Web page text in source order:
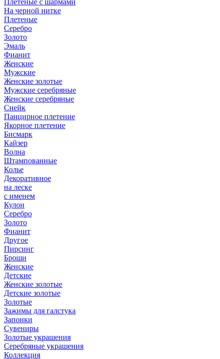
Плетеные с шармами
На черной нитке
Плетеные
Серебро
Золото
Эмаль
Фианит
Женские
Мужские
Женские золотые
Мужские серебряные
Женские серебряные
Снейк
Панцирное плетение
Якорное плетение
Бисмарк
Кайзер
Волна
Штампованные
Колье
Декоративное
на леске
с именем
Кулон
Серебро
Золото
Фианит
Другое
Пирсинг
Броши
Женские
Детские
Женские золотые
Детские золотые
Золотые
Зажимы для галстука
Запонки
Сувениры
Золотые украшения
Серебряные украшения
Коллекция